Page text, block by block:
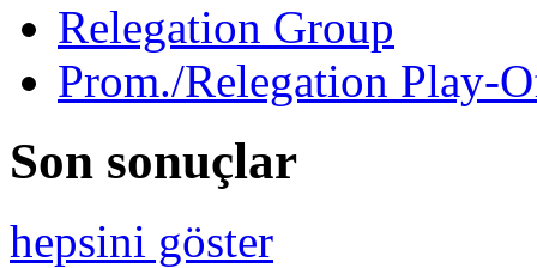
Relegation Group
Prom./Relegation Play-
Son sonuçlar
hepsini göster